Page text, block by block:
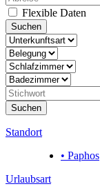
Flexible Daten
Suchen
Suchen
Standort
• Paphos
Urlaubsart